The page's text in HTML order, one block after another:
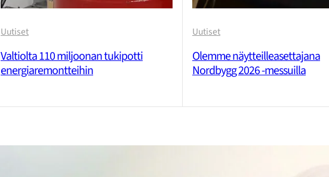
Uutiset
Valtiolta 110 miljoonan tukipotti
energia­remontteihin
Uutiset
Olemme näytteilleasettajana
Nordbygg 2026 -messuilla